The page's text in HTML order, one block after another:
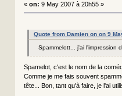
« on: 9 May 2007 à 20h55 »
Quote from Damien on on 9
Spammelott... j'ai l'impression
Spamelot, c'est le nom de la
Comme je me fais souvent
tête... Bon, tant qu'à faire, je l'ai